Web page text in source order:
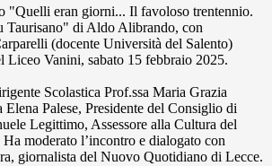
"Quelli eran giorni... Il favoloso trentennio.
Taurisano" di Aldo Alibrando, con
(docente Università del Salento)
Liceo Vanini, sabato 15 febbraio 2025.
Scolastica Prof.ssa Maria Grazia
Palese, Presidente del Consiglio di
Legittimo, Assessore alla Cultura del
moderato l’incontro e dialogato con
giornalista del Nuovo Quotidiano di Lecce.